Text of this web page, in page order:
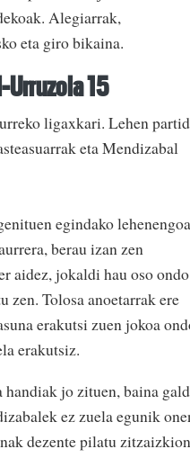
Alegiarrak,
eta giro bikaina.
Urruzola 15
ligaxkari. Lehen
eta Mendizabal
egindako lehenengoa
berau izan zen
aidez, jokaldi hau oso ondo
zen. Tolosa anoetarrak ere
erakutsi zuen jokoa
erakutsiz.
jo zituen, baina
ez zuela egunik
dezente pilatu zitzaizkion